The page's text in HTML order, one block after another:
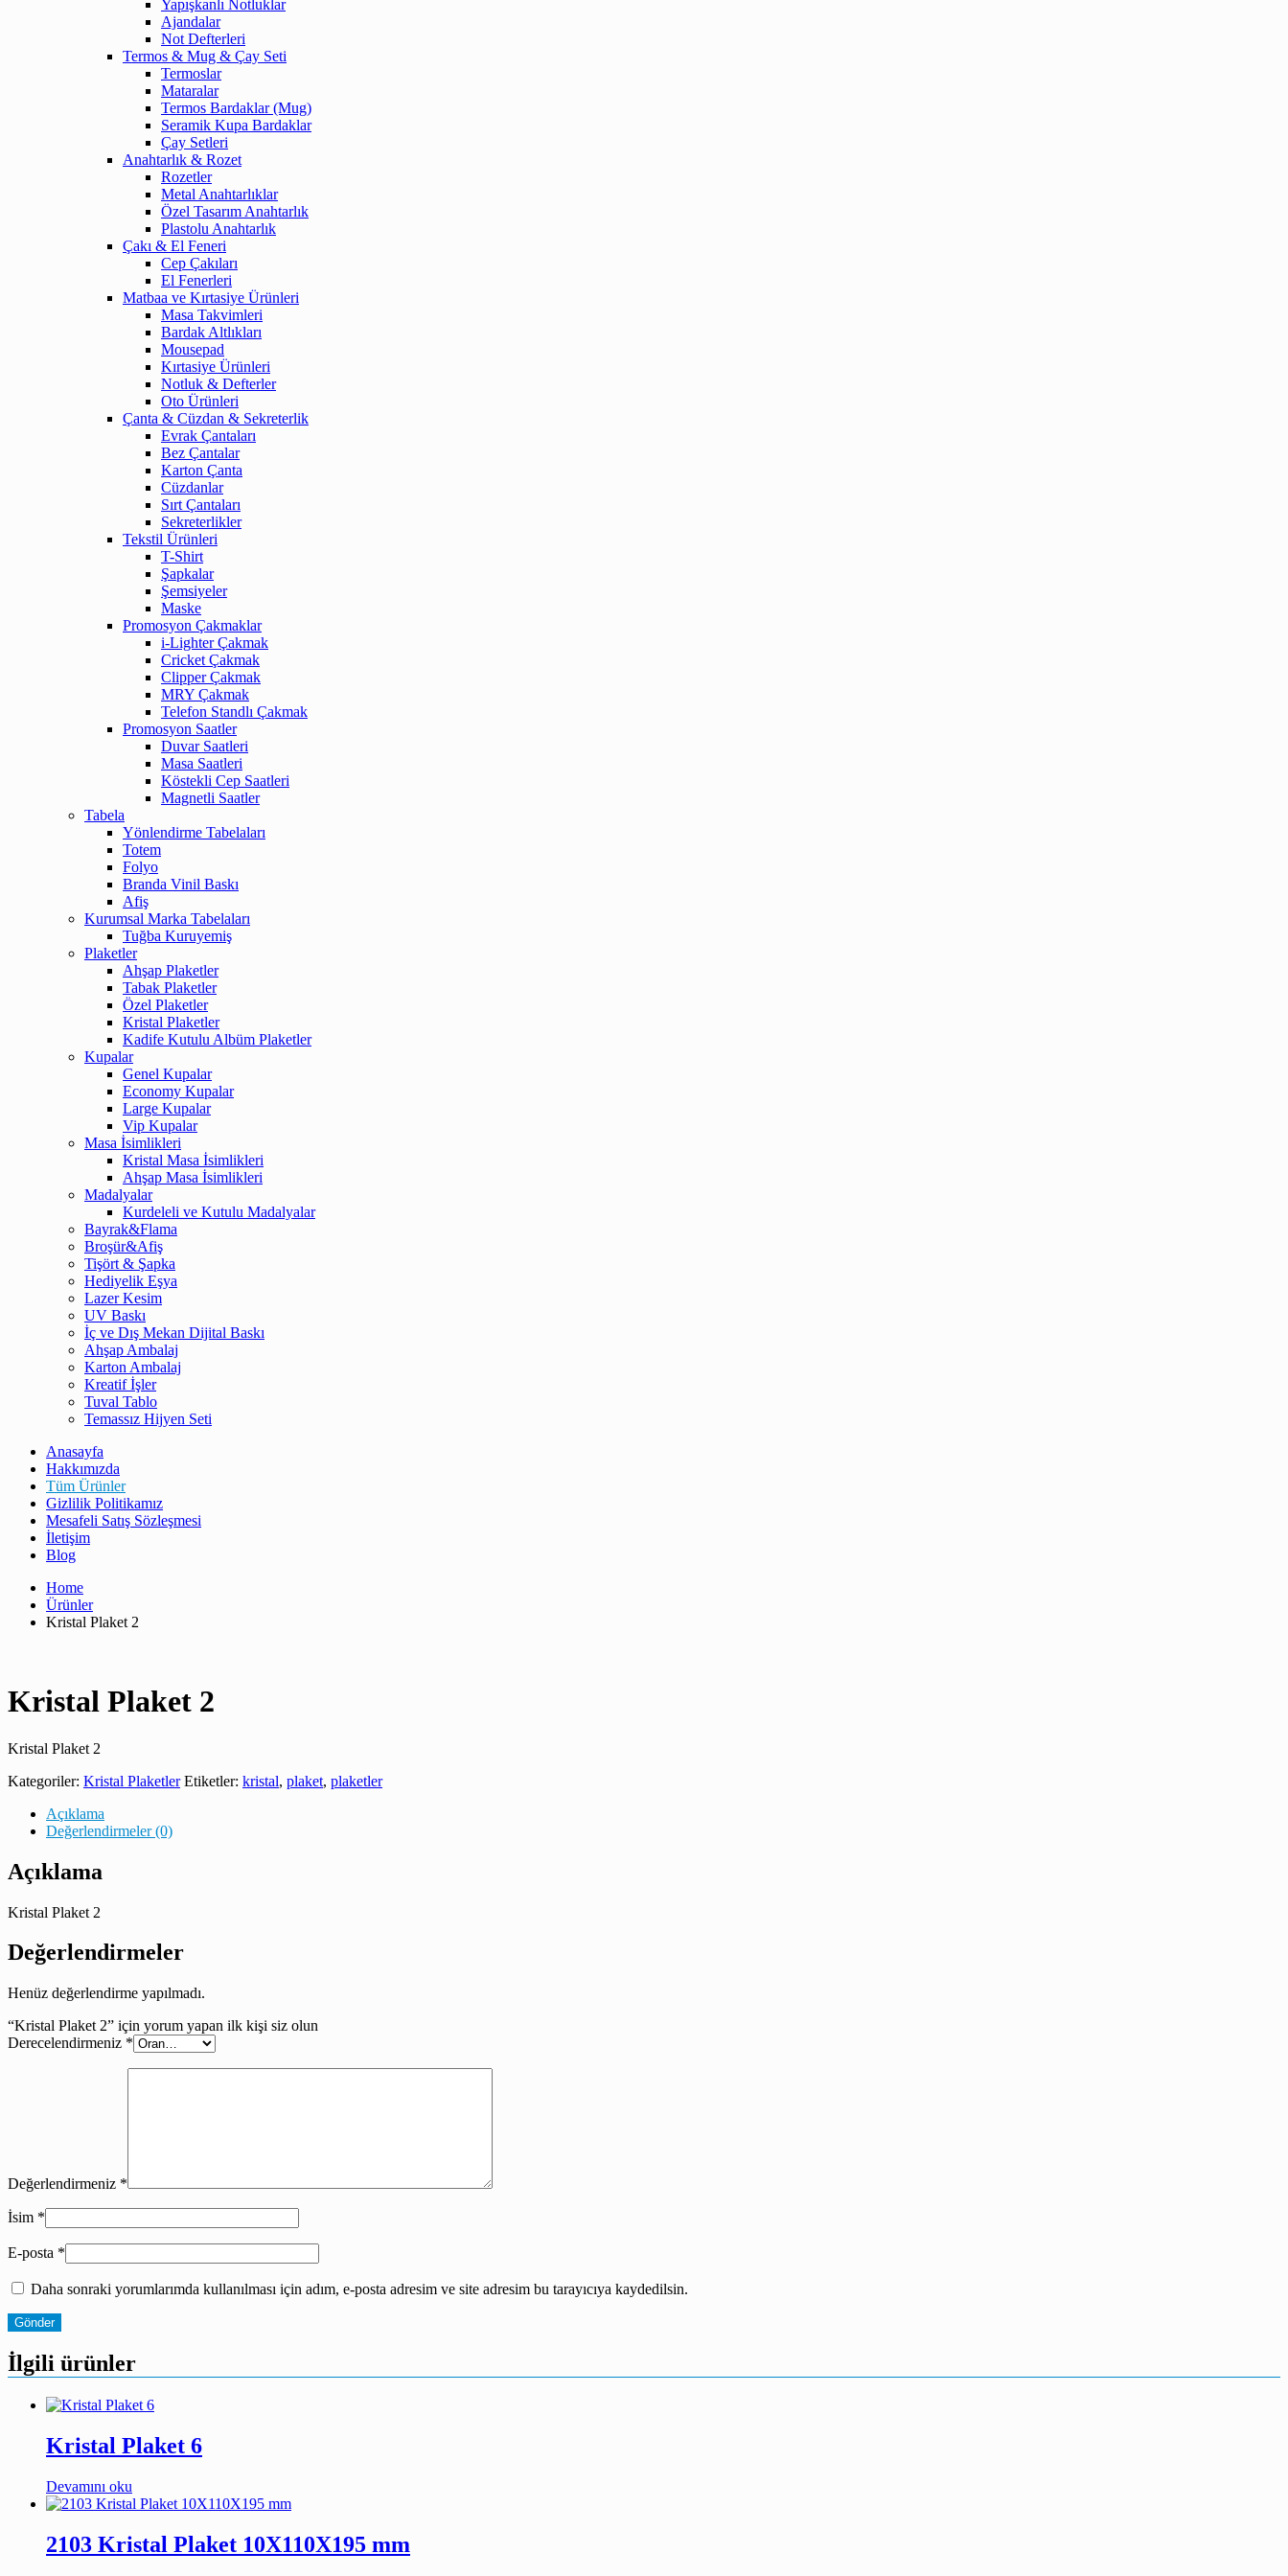
Yapışkanlı Notluklar
Ajandalar
Not Defterleri
Termos & Mug & Çay Seti
Termoslar
Mataralar
Termos Bardaklar (Mug)
Seramik Kupa Bardaklar
Çay Setleri
Anahtarlık & Rozet
Rozetler
Metal Anahtarlıklar
Özel Tasarım Anahtarlık
Plastolu Anahtarlık
Çakı & El Feneri
Cep Çakıları
El Fenerleri
Matbaa ve Kırtasiye Ürünleri
Masa Takvimleri
Bardak Altlıkları
Mousepad
Kırtasiye Ürünleri
Notluk & Defterler
Oto Ürünleri
Çanta & Cüzdan & Sekreterlik
Evrak Çantaları
Bez Çantalar
Karton Çanta
Cüzdanlar
Sırt Çantaları
Sekreterlikler
Tekstil Ürünleri
T-Shirt
Şapkalar
Şemsiyeler
Maske
Promosyon Çakmaklar
i-Lighter Çakmak
Cricket Çakmak
Clipper Çakmak
MRY Çakmak
Telefon Standlı Çakmak
Promosyon Saatler
Duvar Saatleri
Masa Saatleri
Köstekli Cep Saatleri
Magnetli Saatler
Tabela
Yönlendirme Tabelaları
Totem
Folyo
Branda Vinil Baskı
Afiş
Kurumsal Marka Tabelaları
Tuğba Kuruyemiş
Plaketler
Ahşap Plaketler
Tabak Plaketler
Özel Plaketler
Kristal Plaketler
Kadife Kutulu Albüm Plaketler
Kupalar
Genel Kupalar
Economy Kupalar
Large Kupalar
Vip Kupalar
Masa İsimlikleri
Kristal Masa İsimlikleri
Ahşap Masa İsimlikleri
Madalyalar
Kurdeleli ve Kutulu Madalyalar
Bayrak&Flama
Broşür&Afiş
Tişört & Şapka
Hediyelik Eşya
Lazer Kesim
UV Baskı
İç ve Dış Mekan Dijital Baskı
Ahşap Ambalaj
Karton Ambalaj
Kreatif İşler
Tuval Tablo
Temassız Hijyen Seti
Anasayfa
Hakkımızda
Tüm Ürünler
Gizlilik Politikamız
Mesafeli Satış Sözleşmesi
İletişim
Blog
Home
Ürünler
Kristal Plaket 2
Kristal Plaket 2
Kristal Plaket 2
Kategoriler: Kristal Plaketler Etiketler: kristal, plaket, plaketler
Açıklama
Değerlendirmeler (0)
Açıklama
Kristal Plaket 2
Değerlendirmeler
Henüz değerlendirme yapılmadı.
“Kristal Plaket 2” için yorum yapan ilk kişi siz olun
Derecelendirmeniz *
Değerlendirmeniz *
İsim *
E-posta *
Daha sonraki yorumlarımda kullanılması için adım, e-posta adresim ve site adresim bu tarayıcıya kaydedilsin.
İlgili ürünler
Kristal Plaket 6
Devamını oku
2103 Kristal Plaket 10X110X195 mm